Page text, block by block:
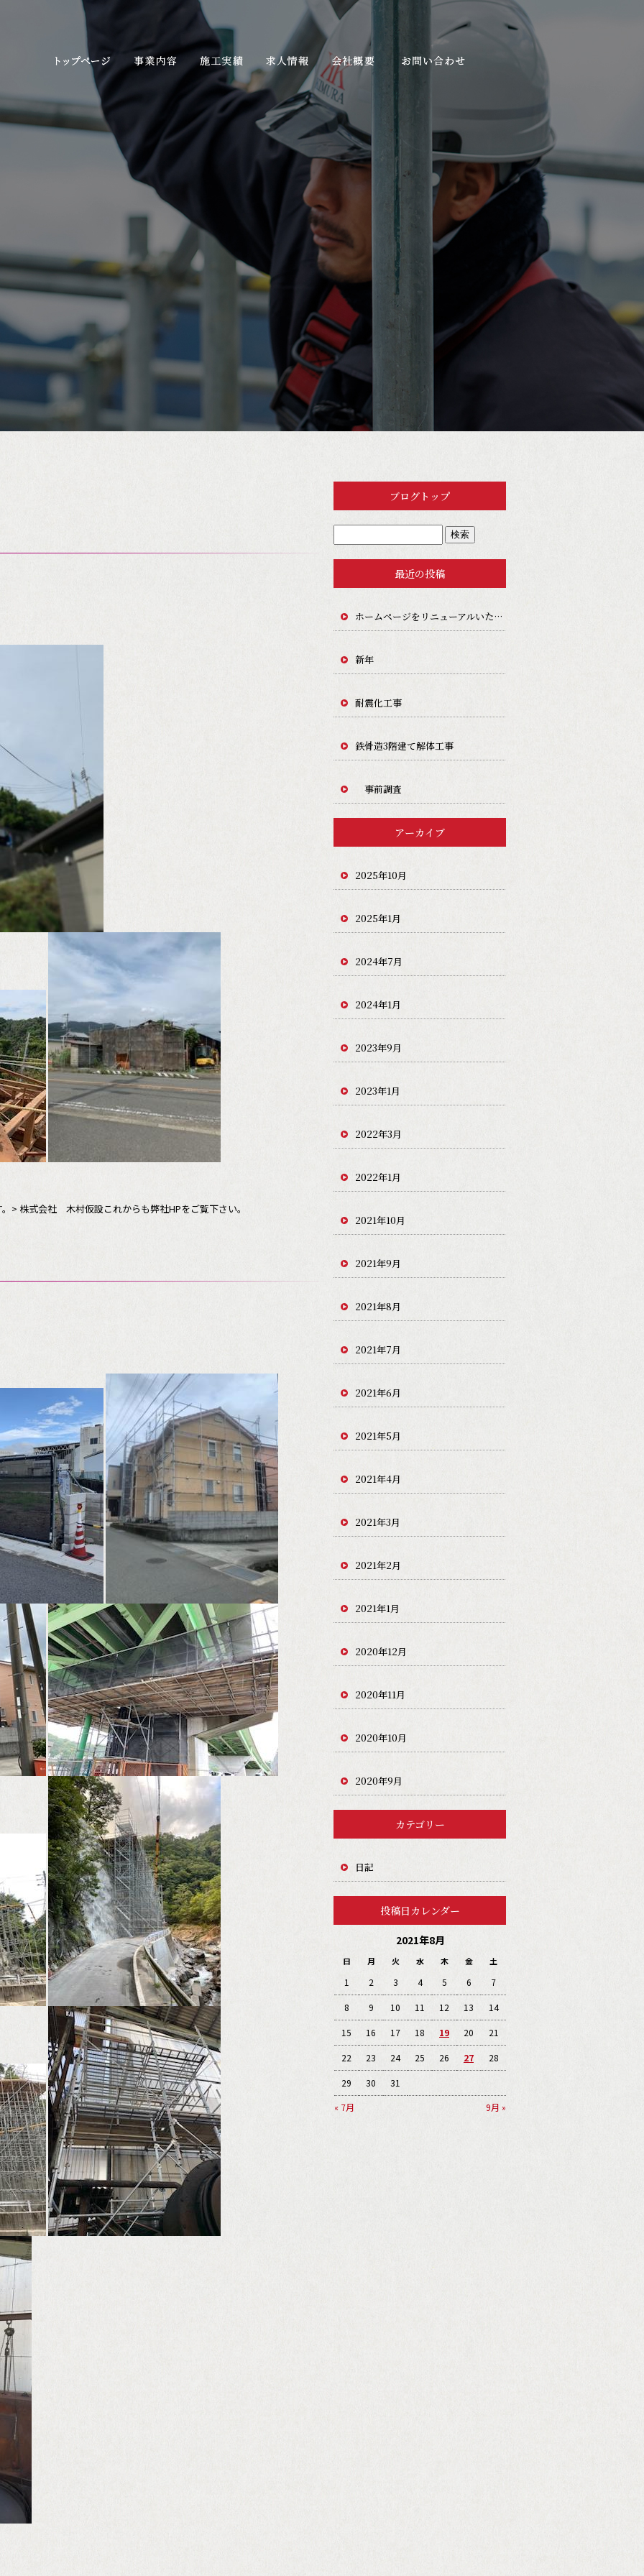
> 株式会社 木村仮設これからも弊社HPをご覧下さい。
ブログトップ
最近の投稿
ホームページをリニューアルいたしました。
新年
耐震化工事
鉄骨造3階建て解体工事
事前調査
アーカイブ
2025年10月
2025年1月
2024年7月
2024年1月
2023年9月
2023年1月
2022年3月
2022年1月
2021年10月
2021年9月
2021年8月
2021年7月
2021年6月
2021年5月
2021年4月
2021年3月
2021年2月
2021年1月
2020年12月
2020年11月
2020年10月
2020年9月
カテゴリー
日記
投稿日カレンダー
2021年8月
日 月 火 水 木 金 土
« 7月 9月 »
1 2 3 4 5 6 7
8 9 10 11 12 13 14
15 16 17 18 19 20 21
22 23 24 25 26 27 28
29 30 31